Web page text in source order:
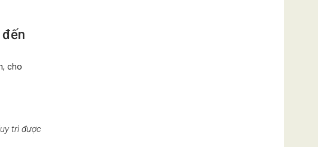
đến
cho
trì được